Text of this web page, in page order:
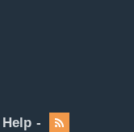
Help